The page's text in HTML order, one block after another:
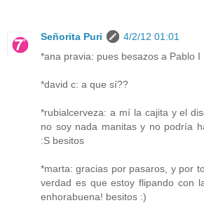
Señorita Puri
4/2/12 01:01
*ana pravia: pues besazos a Pablo I
*david c: a que sí??
*rubialcerveza: a mí la cajita y el
no soy nada manitas y no podría
:S besitos
*marta: gracias por pasaros, y por
verdad es que estoy flipando con
enhorabuena! besitos :)